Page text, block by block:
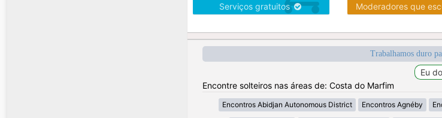
Serviços gratuitos Moderadores que
Trabalhamos duro
Encontre solteiros nas áreas de: Costa do Marfim
Encontros Abidjan Autonomous District Encontros Agnéby